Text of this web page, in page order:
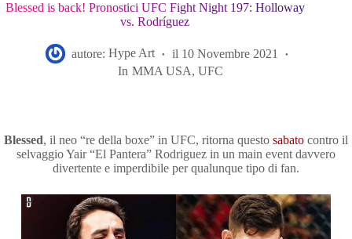
Blessed is back! Pronostici UFC Fight Night 197: Holloway
vs. Rodríguez
autore: Hype Art il 10 Novembre 2021
In MMA USA, UFC
Blessed, il neo “re della boxe” in UFC, ritorna questo sabato contro il
selvaggio Yair “El Pantera” Rodriguez in un main event davvero
divertente e imperdibile per qualunque tipo di fan.